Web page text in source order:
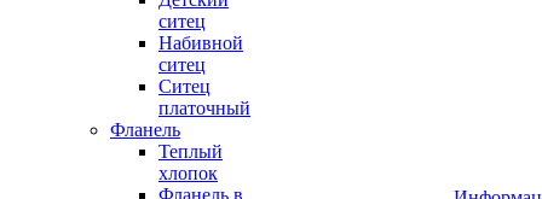
ситец
Набивной
ситец
Ситец
платочный
Фланель
Теплый
хлопок
Фланель в